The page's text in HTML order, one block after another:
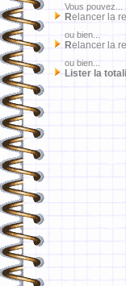
Vous pouvez...
Relancer la
ou bien...
Relancer la
ou bien...
Lister la